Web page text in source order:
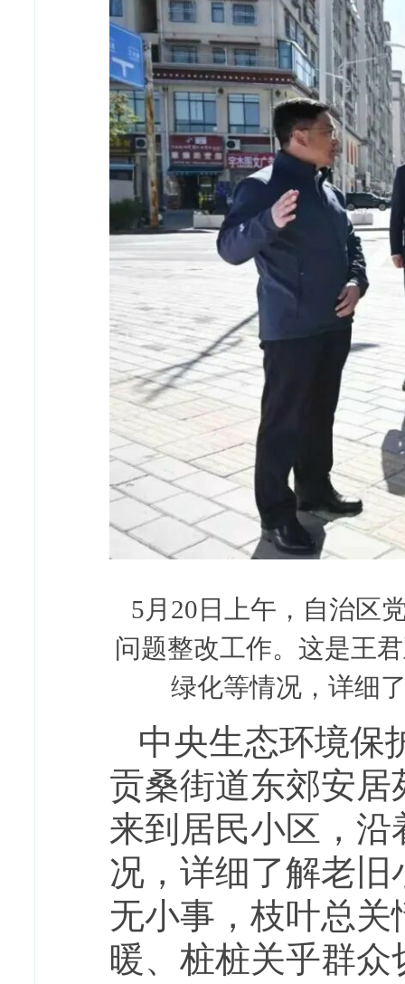
5月20日上午，自治区
问题整改工作。这是王
绿化等情况，详细
中央生态环境保
贡桑街道东郊安居
来到居民小区，
况，详细了解老
无小事，枝叶总关
暖、桩桩关乎群众